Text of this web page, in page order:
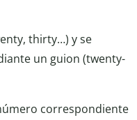
thirty…) y se
un guion (twenty-
correspondiente